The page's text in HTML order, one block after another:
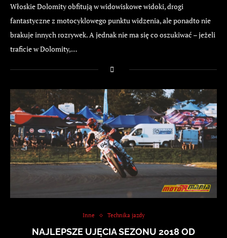
Włoskie Dolomity obfitują w widowiskowe widoki, drogi
fantastyczne z motocyklowego punktu widzenia, ale ponadto nie
brakuje innych rozrywek. A jednak nie ma się co oszukiwać – jeżeli
traficie w Dolomity,…
Inne Technika jazdy
NAJLEPSZE UJĘCIA SEZONU 2018 OD